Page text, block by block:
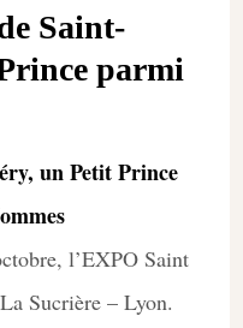
Saint-
parmi
un Petit Prince
l’EXPO Saint
Sucrière – Lyon.